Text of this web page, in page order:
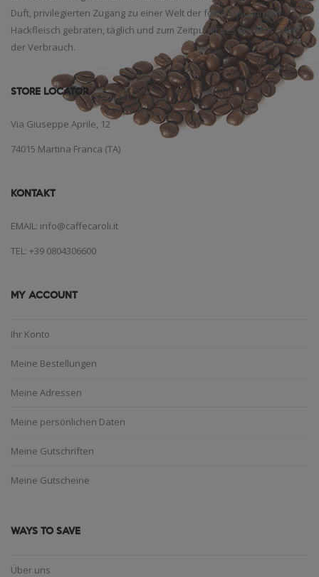
Duft, privilegierten Zugang zu einer Welt der feine Mischungen,
Hackfleisch gebraten, täglich und zum Zeitpunkt des Erwerbs oder
der Verbrauch.
STORE LOCATOR
Via Giuseppe Aprile, 12
74015 Martina Franca (TA)
KONTAKT
EMAIL: info@caffecaroli.it
TEL: +39 0804306600
MY ACCOUNT
Ihr Konto
Meine Bestellungen
Meine Adressen
Meine persönlichen Daten
Meine Gutschriften
Meine Gutscheine
WAYS TO SAVE
Über uns